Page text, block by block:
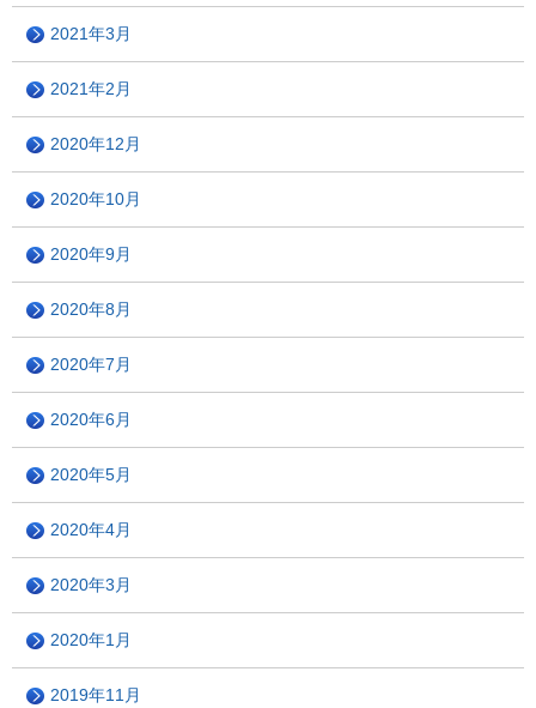
2021年3月
2021年2月
2020年12月
2020年10月
2020年9月
2020年8月
2020年7月
2020年6月
2020年5月
2020年4月
2020年3月
2020年1月
2019年11月